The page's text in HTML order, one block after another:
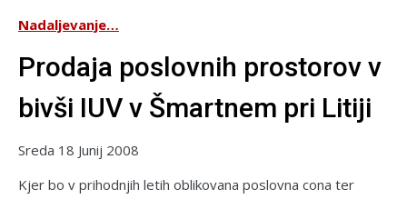
Nadaljevanje…
Prodaja poslovnih prostorov v
bivši IUV v Šmartnem pri Litiji
Sreda 18 Junij 2008
Kjer bo v prihodnjih letih oblikovana poslovna cona ter